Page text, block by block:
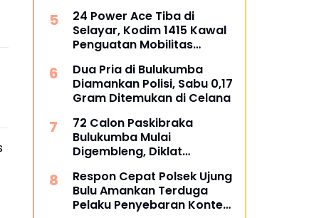
24 Power Ace Tiba di
Selayar, Kodim 1415 Kawal
Penguatan Mobilitas
Dua Pria di Bulukumba
Diamankan Polisi, Sabu 0,17
Gram Ditemukan di Celana
72 Calon Paskibraka
Bulukumba Mulai
Digembleng, Diklat
Respon Cepat Polsek Ujung
Bulu Amankan Terduga
Pelaku Penyebaran Konten